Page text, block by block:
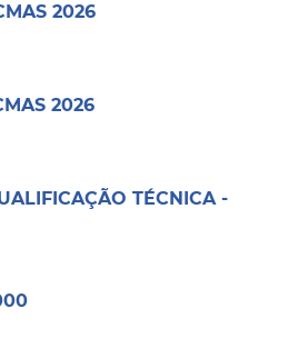
2026
2026
TÉCNICA -